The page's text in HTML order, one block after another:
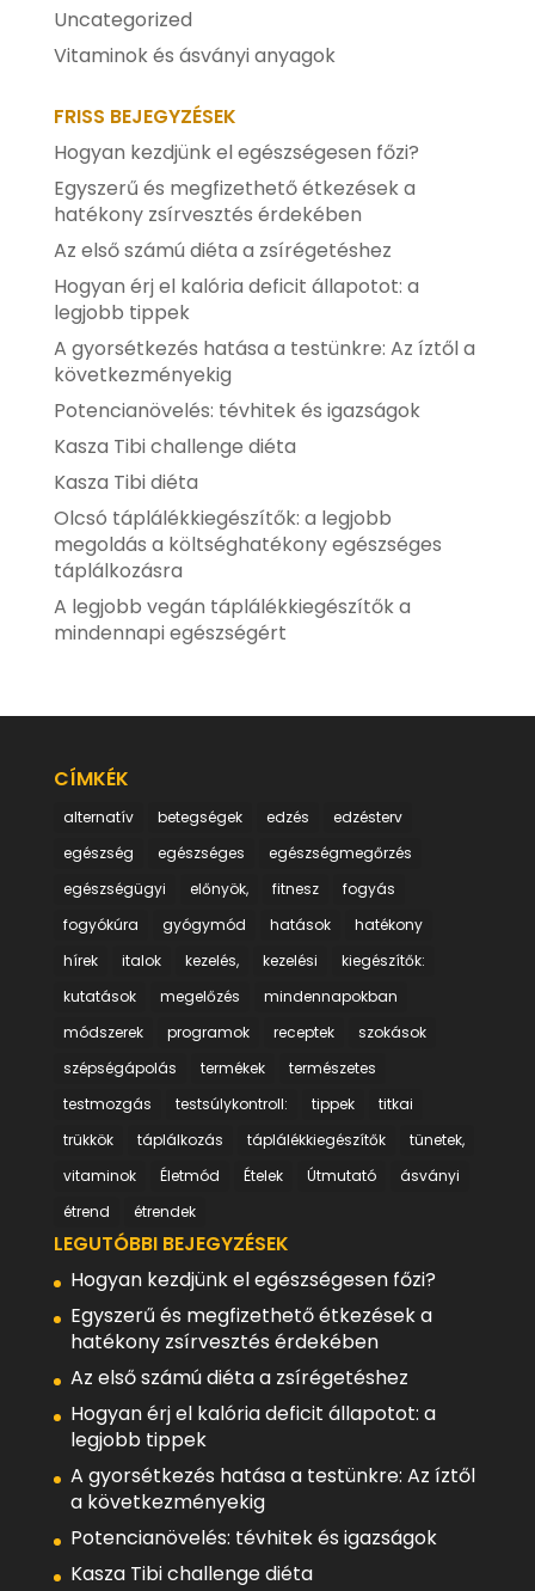
Uncategorized
Vitaminok és ásványi anyagok
FRISS BEJEGYZÉSEK
Hogyan kezdjünk el egészségesen főzi?
Egyszerű és megfizethető étkezések a
hatékony zsírvesztés érdekében
Az első számú diéta a zsírégetéshez
Hogyan érj el kalória deficit állapotot: a
legjobb tippek
A gyorsétkezés hatása a testünkre: Az íztől a
következményekig
Potencianövelés: tévhitek és igazságok
Kasza Tibi challenge diéta
Kasza Tibi diéta
Olcsó táplálékkiegészítők: a legjobb
megoldás a költséghatékony egészséges
táplálkozásra
A legjobb vegán táplálékkiegészítők a
mindennapi egészségért
CÍMKÉK
alternatív betegségek edzés
edzésterv
egészség
egészséges
egészségmegőrzés
egészségügyi
előnyök, fitnesz
fogyás
fogyókúra
gyógymód hatások
hatékony
hírek
italok kezelés, kezelési
kiegészítők:
kutatások
megelőzés
mindennapokban
módszerek
programok receptek
szokások
szépségápolás
termékek
természetes
testmozgás
testsúlykontroll: tippek
titkai
trükkök
táplálkozás táplálékkiegészítők
tünetek,
vitaminok
Életmód Ételek Útmutató
ásványi
étrend
étrendek
LEGUTÓBBI BEJEGYZÉSEK
Hogyan kezdjünk el egészségesen főzi?
Egyszerű és megfizethető étkezések a
hatékony zsírvesztés érdekében
Az első számú diéta a zsírégetéshez
Hogyan érj el kalória deficit állapotot: a
legjobb tippek
A gyorsétkezés hatása a testünkre: Az íztől
a következményekig
Potencianövelés: tévhitek és igazságok
Kasza Tibi challenge diéta